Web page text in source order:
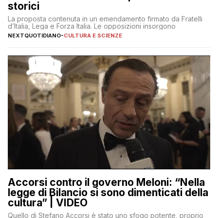
storici
La proposta contenuta in un emendamento firmato da Fratelli
d’Italia, Lega e Forza Italia. Le opposizioni insorgono
NEXTQUOTIDIANO-CULTURA E SCIENZE
Accorsi contro il governo Meloni: “Nella
legge di Bilancio si sono dimenticati della
cultura” | VIDEO
Quello di Stefano Accorsi è stato uno sfogo potente, proprio